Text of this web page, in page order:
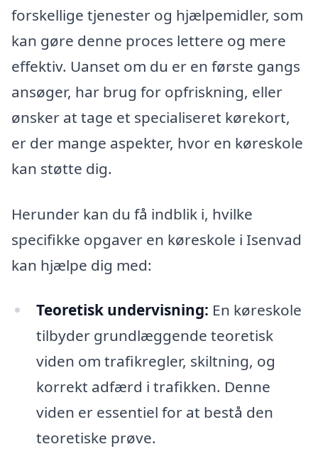
forskellige tjenester og hjælpemidler, som
kan gøre denne proces lettere og mere
effektiv. Uanset om du er en første gangs
ansøger, har brug for opfriskning, eller
ønsker at tage et specialiseret kørekort,
er der mange aspekter, hvor en køreskole
kan støtte dig.
Herunder kan du få indblik i, hvilke
specifikke opgaver en køreskole i Isenvad
kan hjælpe dig med:
Teoretisk undervisning: En køreskole
tilbyder grundlæggende teoretisk
viden om trafikregler, skiltning, og
korrekt adfærd i trafikken. Denne
viden er essentiel for at bestå den
teoretiske prøve.